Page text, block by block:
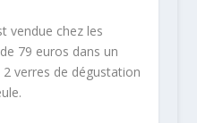
vendue chez les
79 euros dans un
verres de dégustation